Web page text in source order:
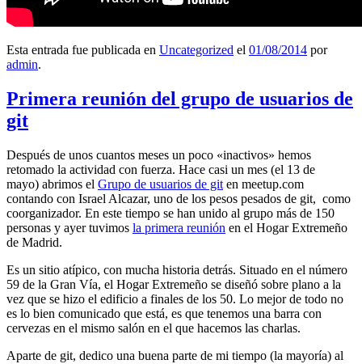
Esta entrada fue publicada en Uncategorized el 01/08/2014 por
admin.
Primera reunión del grupo de usuarios de
git
Después de unos cuantos meses un poco «inactivos» hemos
retomado la actividad con fuerza. Hace casi un mes (el 13 de
mayo) abrimos el Grupo de usuarios de git en meetup.com
contando con Israel Alcazar, uno de los pesos pesados de git, como
coorganizador. En este tiempo se han unido al grupo más de 150
personas y ayer tuvimos la primera reunión en el Hogar Extremeño
de Madrid.
Es un sitio atípico, con mucha historia detrás. Situado en el número
59 de la Gran Vía, el Hogar Extremeño se diseñó sobre plano a la
vez que se hizo el edificio a finales de los 50. Lo mejor de todo no
es lo bien comunicado que está, es que tenemos una barra con
cervezas en el mismo salón en el que hacemos las charlas.
Aparte de git, dedico una buena parte de mi tiempo (la mayoría) al